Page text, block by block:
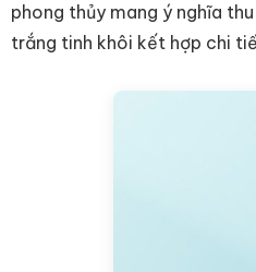
phong thủy mang ý nghĩa
trắng tinh khôi kết hợp chi